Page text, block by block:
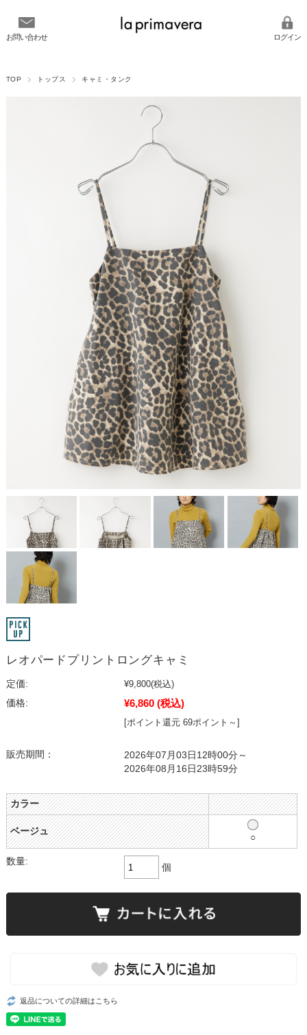
お問い合わせ ログイン
TOP トップス キャミ・タンク
レオパードプリントロングキャミ
定価: ¥9,800(税込)
価格:
¥6,860 (税込)
[ポイント還元 69ポイント～]
販売期間：
2026年07月03日12時00分～
2026年08月16日23時59分
カラー
ベージュ
○
数量:
個
返品についての詳細はこちら